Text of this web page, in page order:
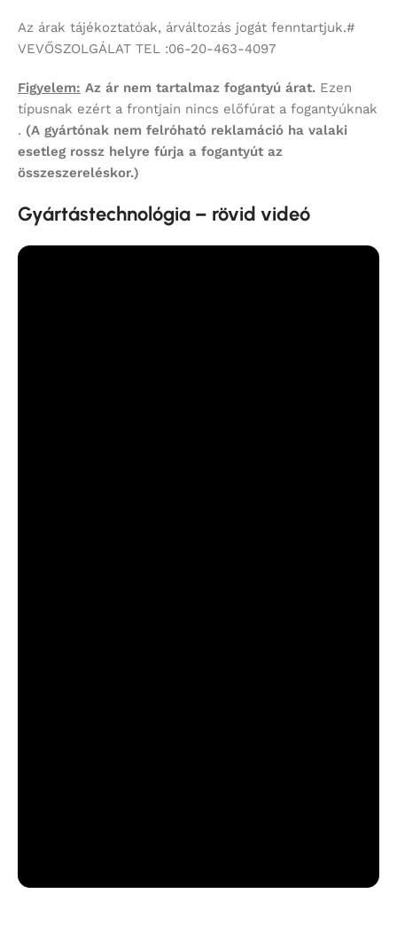
Az árak tájékoztatóak, árváltozás jogát fenntartjuk.#
VEVŐSZOLGÁLAT TEL :06-20-463-4097
Figyelem: Az ár nem tartalmaz fogantyú árat. Ezen
típusnak ezért a frontjain nincs előfúrat a fogantyúknak
. (A gyártónak nem felróható reklamáció ha valaki
esetleg rossz helyre fúrja a fogantyút az
összeszereléskor.)
Gyártástechnológia – rövid videó